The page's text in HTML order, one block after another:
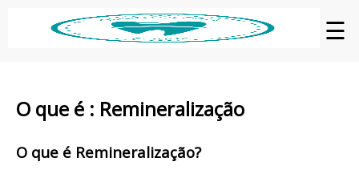
☰
O que é : Remineralização
O que é Remineralização?